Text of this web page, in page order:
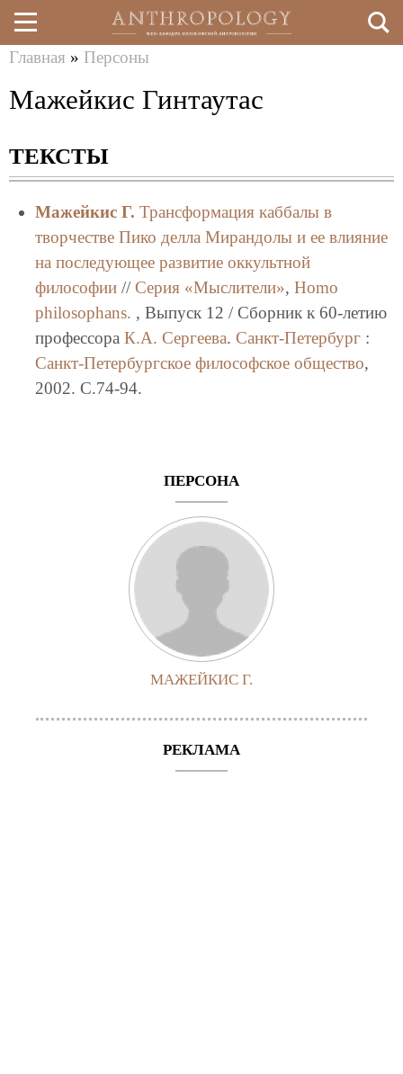
Перейти
к
содержанию
здесь
Главная » Персоны
Мажейкис Гинтаутас
ТЕКСТЫ
Мажейкис Г. Трансформация каббалы в
творчестве Пико делла Мирандолы и ее влияние
на последующее развитие оккультной
философии// Серия «Мыслители», Homo
philosophans. , Выпуск 12 / Сборник к 60-летию
профессора К.А. Сергеева. Санкт-Петербург:
Санкт-Петербургское философское общество,
2002. C.74-94.
ПЕРСОНА
МАЖЕЙКИС Г.
РЕКЛАМА